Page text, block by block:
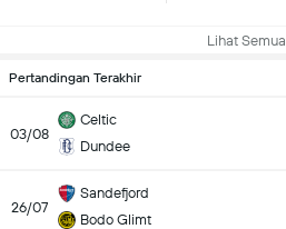
Lihat Semua
Pertandingan Terakhir
03/08
Celtic
Dundee
26/07
Sandefjord
Bodo Glimt